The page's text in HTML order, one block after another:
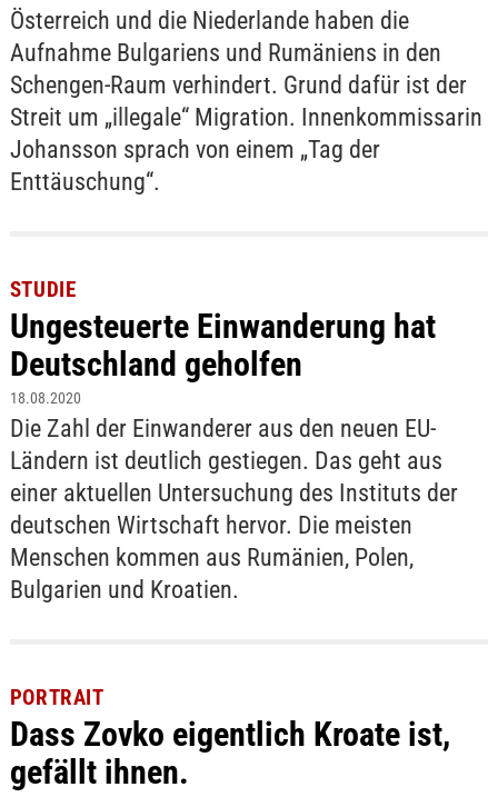
Österreich und die Niederlande haben die
Aufnahme Bulgariens und Rumäniens in den
Schengen-Raum verhindert. Grund dafür ist der
Streit um „illegale“ Migration. Innenkommissarin
Johansson sprach von einem „Tag der
Enttäuschung“.
STUDIE
Ungesteuerte Einwanderung hat
Deutschland geholfen
18.08.2020
Die Zahl der Einwanderer aus den neuen EU-
Ländern ist deutlich gestiegen. Das geht aus
einer aktuellen Untersuchung des Instituts der
deutschen Wirtschaft hervor. Die meisten
Menschen kommen aus Rumänien, Polen,
Bulgarien und Kroatien.
PORTRAIT
Dass Zovko eigentlich Kroate ist,
gefällt ihnen.